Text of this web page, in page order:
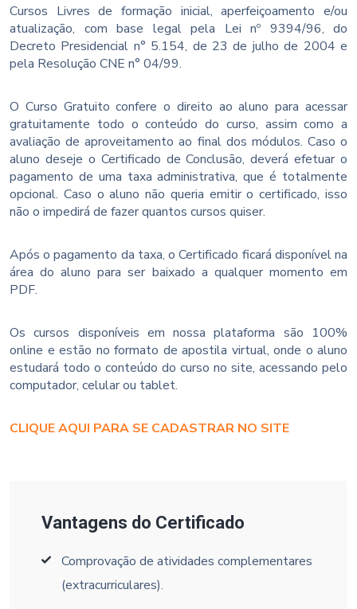
Cursos Livres de formação inicial, aperfeiçoamento e/ou
atualização, com base legal pela Lei nº 9394/96, do
Decreto Presidencial n° 5.154, de 23 de julho de 2004 e
pela Resolução CNE n° 04/99.
O Curso Gratuito confere o direito ao aluno para acessar
gratuitamente todo o conteúdo do curso, assim como a
avaliação de aproveitamento ao final dos módulos. Caso o
aluno deseje o Certificado de Conclusão, deverá efetuar o
pagamento de uma taxa administrativa, que é totalmente
opcional. Caso o aluno não queria emitir o certificado, isso
não o impedirá de fazer quantos cursos quiser.
Após o pagamento da taxa, o Certificado ficará disponível na
área do aluno para ser baixado a qualquer momento em
PDF.
Os cursos disponíveis em nossa plataforma são 100%
online e estão no formato de apostila virtual, onde o aluno
estudará todo o conteúdo do curso no site, acessando pelo
computador, celular ou tablet.
CLIQUE AQUI PARA SE CADASTRAR NO SITE
Vantagens do Certificado
Comprovação de atividades complementares
(extracurriculares).